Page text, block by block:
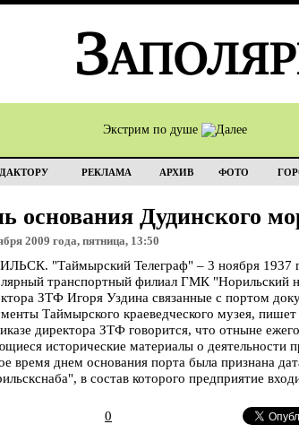
Экстрим по душе
РЕКЛАМА АРХИВ ФОТО
основания Дудинского
2009 года, пятница, 13:50
"Таймырский Телеграф" – 3 ноября 1937
транспортный филиал ГМК "Норильский
ЗТФ Игоря Уздина связанные с портом
Таймырского краеведческого музея,
директора ЗТФ говорится, что отныне
исторические материалы о деятельности
время днем основания порта была признана
в состав которого предприятие
0